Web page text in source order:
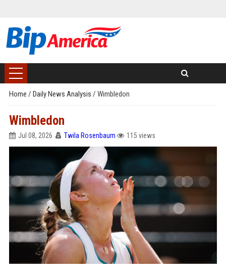
Home / Daily News Analysis / Wimbledon
Wimbledon
Jul 08, 2026 Twila Rosenbaum 115 views